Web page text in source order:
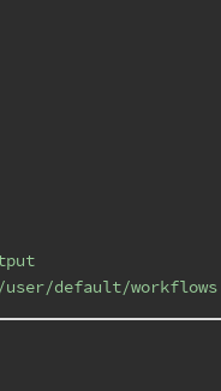
user/default/workflows